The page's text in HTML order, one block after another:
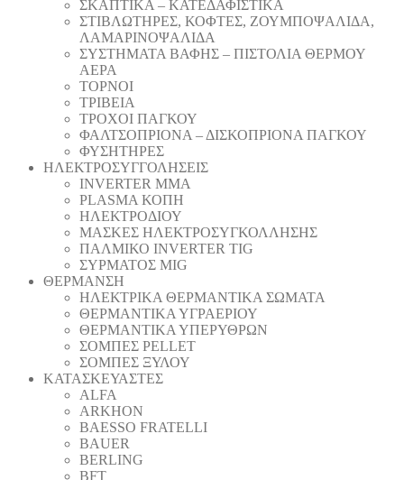
ΣΚΑΠΤΙΚΑ – ΚΑΤΕΔΑΦΙΣΤΙΚΑ
ΣΤΙΒΛΩΤΗΡΕΣ, ΚΟΦΤΕΣ, ΖΟΥΜΠΟΨΑΛΙΔΑ,
ΛΑΜΑΡΙΝΟΨΑΛΙΔΑ
ΣΥΣΤΗΜΑΤΑ ΒΑΦΗΣ – ΠΙΣΤΟΛΙΑ ΘΕΡΜΟΥ
ΑΕΡΑ
ΤΟΡΝΟΙ
ΤΡΙΒΕΙΑ
ΤΡΟΧΟΙ ΠΑΓΚΟΥ
ΦΑΛΤΣΟΠΡΙΟΝΑ – ΔΙΣΚΟΠΡΙΟΝΑ ΠΑΓΚΟΥ
ΦΥΣΗΤΗΡΕΣ
ΗΛΕΚΤΡΟΣΥΓΓΟΛΗΣΕΙΣ
INVERTER MMA
PLASMA ΚΟΠΗ
ΗΛΕΚΤΡΟΔΙΟΥ
ΜΑΣΚΕΣ ΗΛΕΚΤΡΟΣΥΓΚΟΛΛΗΣΗΣ
ΠΑΛΜΙΚΟ INVERTER TIG
ΣΥΡΜΑΤΟΣ MIG
ΘΕΡΜΑΝΣΗ
ΗΛΕΚΤΡΙΚΑ ΘΕΡΜΑΝΤΙΚΑ ΣΩΜΑΤΑ
ΘΕΡΜΑΝΤΙΚΑ ΥΓΡΑΕΡΙΟΥ
ΘΕΡΜΑΝΤΙΚΑ ΥΠΕΡΥΘΡΩΝ
ΣΟΜΠΕΣ PELLET
ΣΟΜΠΕΣ ΞΥΛΟΥ
ΚΑΤΑΣΚΕΥΑΣΤΕΣ
ALFA
ARKHON
BAESSO FRATELLI
BAUER
BERLING
BFT